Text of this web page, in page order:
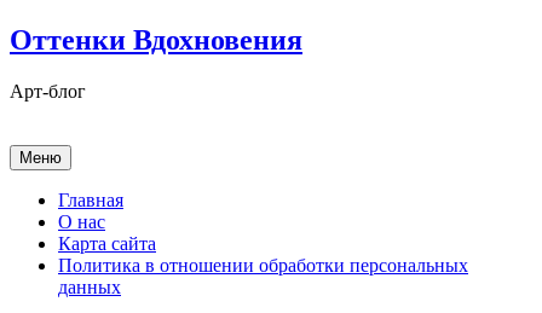
Перейти
к
Оттенки Вдохновения
Арт-блог
Меню
Главная
О нас
Карта сайта
Политика в отношении обработки персональных
данных